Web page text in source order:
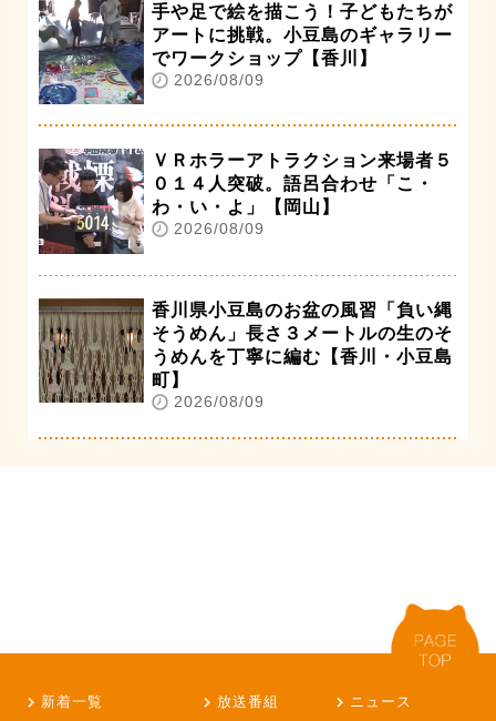
手や足で絵を描こう！子どもたちが
アートに挑戦。小豆島のギャラリー
でワークショップ【香川】
2026/08/09
ＶＲホラーアトラクション来場者５
０１４人突破。語呂合わせ「こ・
わ・い・よ」【岡山】
2026/08/09
香川県小豆島のお盆の風習「負い縄
そうめん」長さ３メートルの生のそ
うめんを丁寧に編む【香川・小豆島
町】
2026/08/09
新着一覧 放送番組
ニュース